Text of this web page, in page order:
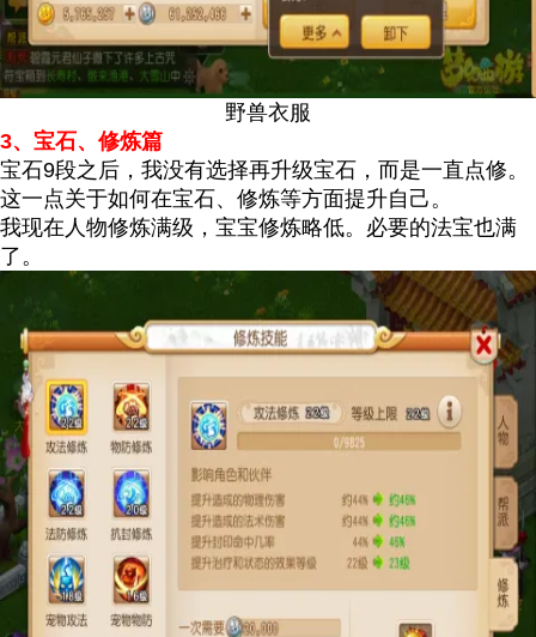
野兽衣服
3、宝石、修炼篇
宝石9段之后，我没有选择再升级宝石，而是一直点修。
这一点关于如何在宝石、修炼等方面提升自己。
我现在人物修炼满级，宝宝修炼略低。必要的法宝也满
了。